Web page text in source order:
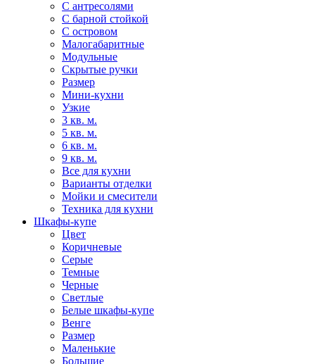
С антресолями
С барной стойкой
С островом
Малогабаритные
Модульные
Скрытые ручки
Размер
Мини-кухни
Узкие
3 кв. м.
5 кв. м.
6 кв. м.
9 кв. м.
Все для кухни
Варианты отделки
Мойки и смесители
Техника для кухни
Шкафы-купе
Цвет
Коричневые
Серые
Темные
Черные
Светлые
Белые шкафы-купе
Венге
Размер
Маленькие
Большие